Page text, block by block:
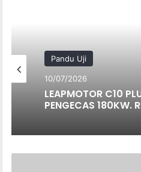
Pandu Uji
10/07/2026
LEAPMOTOR C10
PENGECAS 180KW.